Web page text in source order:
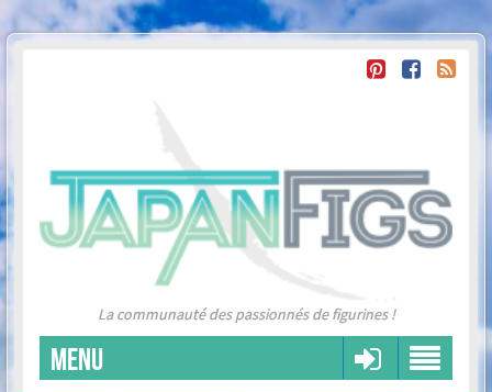
La communauté des passionnés de figurines !
MENU